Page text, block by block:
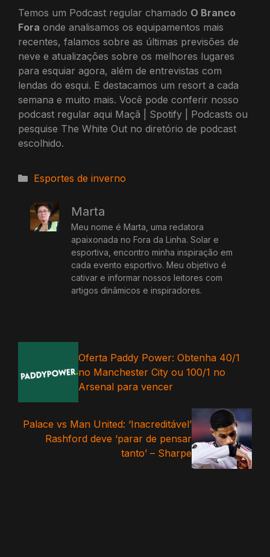
Temos um Podcast regular chamado O Branco
Fora onde analisamos os equipamentos mais
recentes, falamos sobre as últimas previsões de
neve e atualizações sobre os melhores lugares
para esquiar agora, além de entrevistas com
lendas do esqui. E destacamos um resort a cada
semana e muito mais. Você pode conferir nosso
podcast regular aqui Maçã Spotify Podcasts ou
pesquise The White Out no diretório de podcast
escolhido.
Categorias
Esportes de inverno
Marta
Meu nome é Marta, uma redatora
apaixonada no Fora da Linha. Solar e
esportiva, encontro minha inspiração em
cada evento esportivo. Meu objetivo é
cativar e informar nossos leitores com
artigos dinâmicos e inspiradores.
Oferta Paddy Power: Obtenha 40/1
no Manchester City ou 100/1 no
Arsenal para vencer
Palace vs Man United: ‘Inacreditável’
Rashford deve ‘parar de pensar
tanto’ – Sharpe